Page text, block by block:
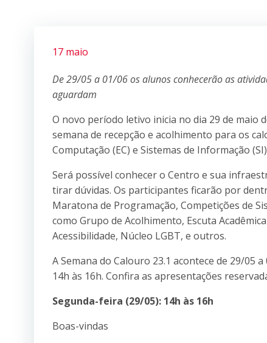
17 maio
De 29/05 a 01/06 os alunos conhecerão as
aguardam
O novo período letivo inicia no dia 29 de maio
semana de recepção e acolhimento para os
Computação (EC) e Sistemas de Informação
Será possível conhecer o Centro e sua
tirar dúvidas. Os participantes ficarão por
Maratona de Programação, Competições de
como Grupo de Acolhimento, Escuta
Acessibilidade, Núcleo LGBT, e outros.
A Semana do Calouro 23.1 acontece de 29/05
14h às 16h. Confira as apresentações
Segunda-feira (29/05): 14h às 16h
Boas-vindas